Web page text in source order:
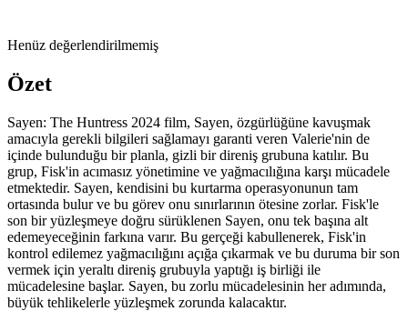
Henüz değerlendirilmemiş
Özet
Sayen: The Huntress 2024 film, Sayen, özgürlüğüne kavuşmak
amacıyla gerekli bilgileri sağlamayı garanti veren Valerie'nin de
içinde bulunduğu bir planla, gizli bir direniş grubuna katılır. Bu
grup, Fisk'in acımasız yönetimine ve yağmacılığına karşı mücadele
etmektedir. Sayen, kendisini bu kurtarma operasyonunun tam
ortasında bulur ve bu görev onu sınırlarının ötesine zorlar. Fisk'le
son bir yüzleşmeye doğru sürüklenen Sayen, onu tek başına alt
edemeyeceğinin farkına varır. Bu gerçeği kabullenerek, Fisk'in
kontrol edilemez yağmacılığını açığa çıkarmak ve bu duruma bir son
vermek için yeraltı direniş grubuyla yaptığı iş birliği ile
mücadelesine başlar. Sayen, bu zorlu mücadelesinin her adımında,
büyük tehlikelerle yüzleşmek zorunda kalacaktır.